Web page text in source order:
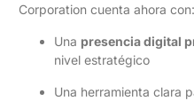
Corporation cuenta ahora con:
Una presencia digital
nivel estratégico
Una herramienta clara